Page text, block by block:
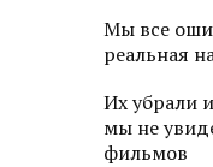
Мы все
реальная
Их убрали
мы не
фильмов